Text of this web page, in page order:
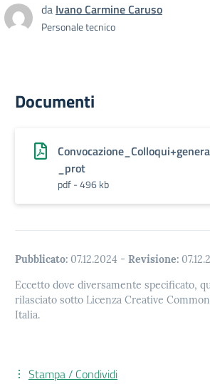
da Ivano Carmine Caruso
Personale tecnico
Documenti
_prot
pdf - 496 kb
Pubblicato: 07.12.2024 - Revisione:
Eccetto dove diversamente specificato,
rilasciato sotto Licenza Creative
Italia.
Stampa / Condividi